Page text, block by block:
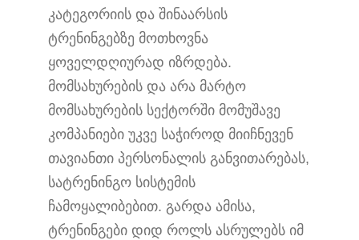
კატეგორიის და შინაარსის
ტრენინგებზე მოთხოვნა
ყოველდღიურად იზრდება.
მომსახურების და არა მარტო
მომსახურების სექტორში მომუშავე
კომპანიები უკვე საჭიროდ მიიჩნევენ
თავიანთი პერსონალის განვითარებას,
სატრენინგო სისტემის
ჩამოყალიბებით. გარდა ამისა,
ტრენინგები დიდ როლს ასრულებს იმ